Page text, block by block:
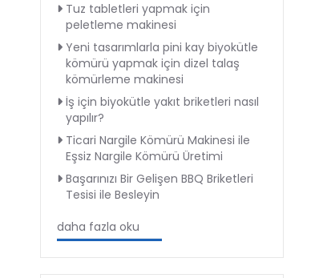
Tuz tabletleri yapmak için
peletleme makinesi
Yeni tasarımlarla pini kay biyokütle
kömürü yapmak için dizel talaş
kömürleme makinesi
İş için biyokütle yakıt briketleri nasıl
yapılır?
Ticari Nargile Kömürü Makinesi ile
Eşsiz Nargile Kömürü Üretimi
Başarınızı Bir Gelişen BBQ Briketleri
Tesisi ile Besleyin
daha fazla oku